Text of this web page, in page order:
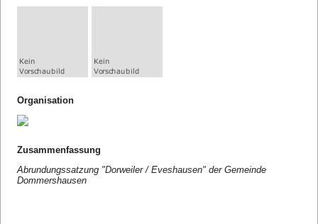
Organisation
Zusammenfassung
Abrundungssatzung "Dorweiler / Eveshausen" der Gemeinde
Dommershausen